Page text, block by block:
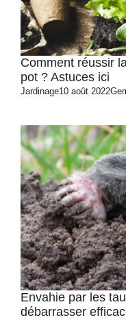
Comment réussir
pot ? Astuces ici
Jardinage10 août 2022
Envahie par les
débarrasser